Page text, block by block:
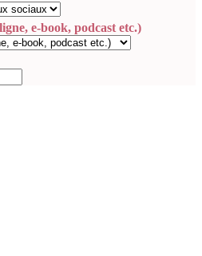
e-book, podcast etc.)